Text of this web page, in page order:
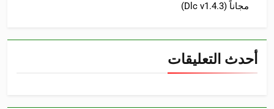
مجاناً (Dlc v1.4.3)
أحدث التعليقات